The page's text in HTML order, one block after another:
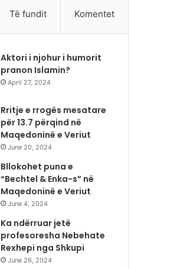
Të fundit Komentet
Aktori i njohur i humorit
pranon Islamin?
April 27, 2024
Rritje e rrogës mesatare
për 13.7 përqind në
Maqedoninë e Veriut
June 20, 2024
Bllokohet puna e
“Bechtel & Enka-s” në
Maqedoninë e Veriut
June 4, 2024
Ka ndërruar jetë
profesoresha Nebehate
Rexhepi nga Shkupi
June 26, 2024